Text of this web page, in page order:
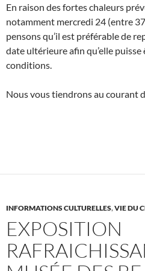
En raison des fortes chaleurs
notamment mercredi 24 (entre
pensons qu’il est préférable de
date ultérieure afin qu’elle
conditions.
Nous vous tiendrons au courant
INFORMATIONS CULTURELLES,VIE DU
EXPOSITION